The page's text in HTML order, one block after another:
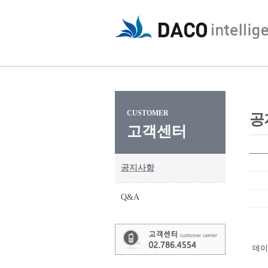
CUSTOMER
고객센터
공지사항
Q&A
공
데